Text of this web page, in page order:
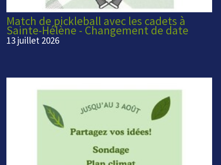
Match de pickleball avec les cadets à
Sainte-Hélène - Changement de date
13 juillet 2026